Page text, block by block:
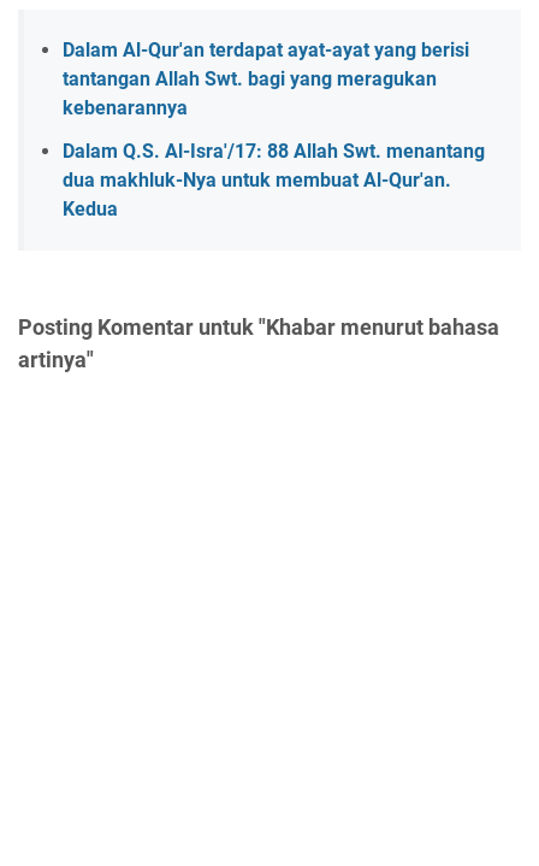
Dalam Al-Qur'an terdapat ayat-ayat yang berisi
tantangan Allah Swt. bagi yang meragukan
kebenarannya
Dalam Q.S. Al-Isra'/17: 88 Allah Swt. menantang
dua makhluk-Nya untuk membuat Al-Qur'an.
Kedua
Posting Komentar untuk "Khabar menurut bahasa
artinya"